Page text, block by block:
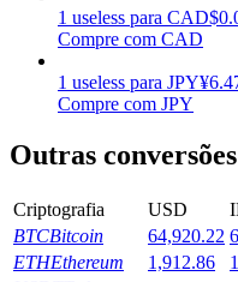
Launchpool
Staking flexível para
1 useless para CAD$
Compre com CAD
1 useless para JPY¥
Compre com JPY
Outras
Criptografia USD
BTCBitcoin 64,920.22
ETHEthereum 1,912.86